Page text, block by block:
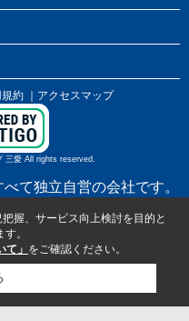
約 ｜アクセスマップ
三愛 All rights reserved.
て独立自営の会社です。
握、サービス向上検討を目的と
。
て」 をご確認ください。